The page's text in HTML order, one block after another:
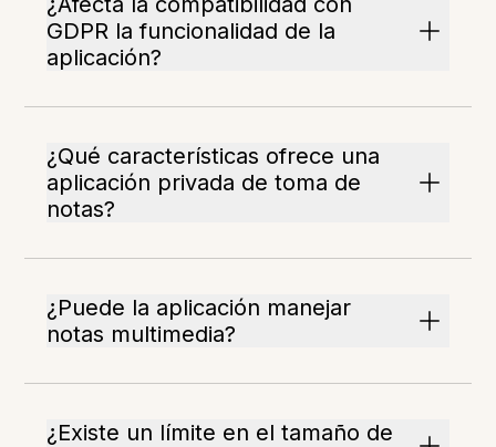
GDPR la funcionalidad de la
aplicación?
¿Qué características ofrece una
aplicación privada de toma de
notas?
¿Puede la aplicación manejar
notas multimedia?
¿Existe un límite en el tamaño de